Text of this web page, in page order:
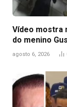
Vídeo mostra
do menino
agosto 6, 2026